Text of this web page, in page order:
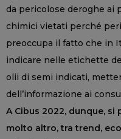
da pericolose deroghe
chimici vietati perché
preoccupa il fatto che in
indicare nelle etichette
olii di semi indicati,
dell’informazione ai
A Cibus 2022, dunque,
molto altro, tra trend,